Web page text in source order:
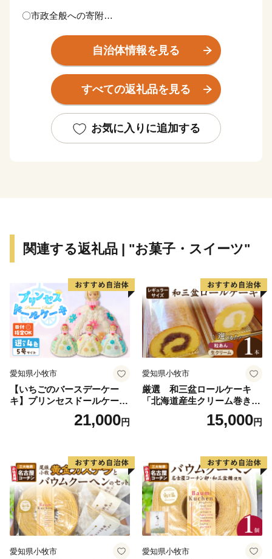
〇市政全般への寄附
寄附総額 43億1,399万9,000円
いただいた寄附金は、富士市デジタル田園都市総合戦略
等における重点事業などに活用させていただきます。
・災害等への対策を強化し、安全・安心なまちづくり
（河川維持補修・修繕にかかる経費など）
（生活交通地域路線の維持にかかる経費など）
（観光誘客、マイクロツーリズム推進にかかる経費な
ど）
・地方創生推進（地域産業デジタル変革事業にかかる経
費など）
・地域ブランドの推進（ふるさと納税のPRにかかる経
寄附件数 103件
令和5年1月1日から12月31日までに特定事業（具体的な
事業）にいただきました寄附金につきましては、一旦
「ふるさと応援基金」に積み立て、翌年度の各事業に活
用させていただきます。
令和5年は11事業のうち7事業に対し、103人の方から
146万7,000円の御寄附をいただきました。令和6年度
自治体情報を見る
すべての返礼品を見る
お気に入りに追加する
関連する返礼品 | "お菓子・スイーツ"
愛知県小牧市
【いちごのバースデーケー
キ】プリンセスドールケーキ
日時指定可 スイーツ デザー
ト 洋菓子 お取り寄せ 愛知県
デコレーションケーキ ホー
ルケーキ 人形 かわいい こど
も
21,000円
愛知県小牧市
厳選 和三盆ロールケーキ
「北海道産生クリーム巻き」
または「北海道産粒あん巻
き」（サイズ：レギュラー）
凍 愛知県 小牧市 アンプチベ
アやぐま
15,000円
愛知県小牧市 愛知県小牧市